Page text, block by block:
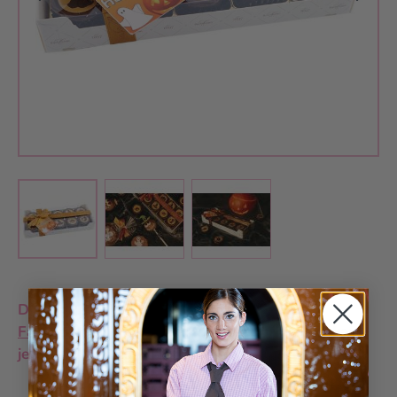
View larger imageView larger imageView larger image
Dieses Produkt ist derzeit nur in unseren
Fachgeschäftenerhältlich. Die Verfügbarkeit kann
je nach Standort variieren.